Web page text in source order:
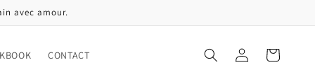
avec amour.
CONTACT Connexion Panier